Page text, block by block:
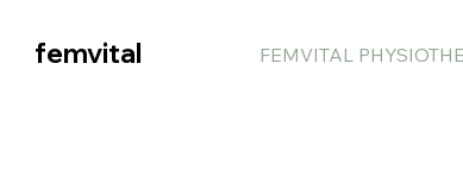
femvital FEMVITAL